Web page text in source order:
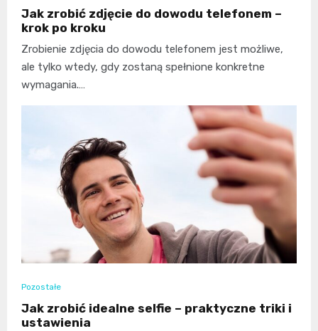
Jak zrobić zdjęcie do dowodu telefonem –
krok po kroku
Zrobienie zdjęcia do dowodu telefonem jest możliwe,
ale tylko wtedy, gdy zostaną spełnione konkretne
wymagania.…
Pozostałe
Jak zrobić idealne selfie – praktyczne triki i
ustawienia